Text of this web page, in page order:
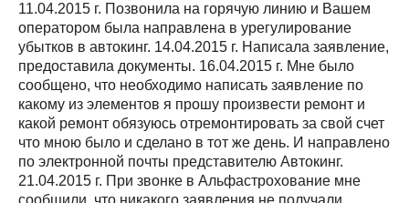
11.04.2015 г. Позвонила на горячую линию и Вашем
оператором была направлена в урегулирование
убытков в автокинг. 14.04.2015 г. Написала заявление,
предоставила документы. 16.04.2015 г. Мне было
сообщено, что необходимо написать заявление по
какому из элементов я прошу произвести ремонт и
какой ремонт обязуюсь отремонтировать за свой счет
что мною было и сделано в тот же день. И направлено
по электронной почты представителю Автокинг.
21.04.2015 г. При звонке в Альфастрохование мне
сообщили, что никакого заявления не получали.